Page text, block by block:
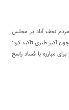
مردم نجف آباد در مجلس
اکبر طبری تاکید کرد:
مبارزه با فساد راسخ